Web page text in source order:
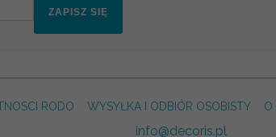
ZAPISZ SIĘ
RODO WYSYŁKA I ODBIÓR OSOBISTY O
info@decoris.pl